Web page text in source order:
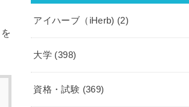
を
アイハーブ（iHerb) (2)
大学 (398)
資格・試験 (369)